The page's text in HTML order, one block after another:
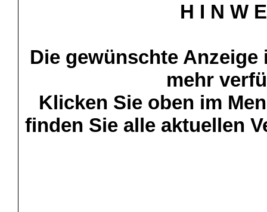
H I N W
Die gewünschte
mehr
Klicken Sie oben im
finden Sie alle aktuellen